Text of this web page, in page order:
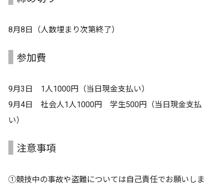
8月8日（人数埋まり次第終了）
参加費
9月3日 1人1000円（当日現金支払い）
9月4日 社会人1人1000円 学生500円（当日現金支払
い）
注意事項
①競技中の事故や盗難については自己責任でお願いしま